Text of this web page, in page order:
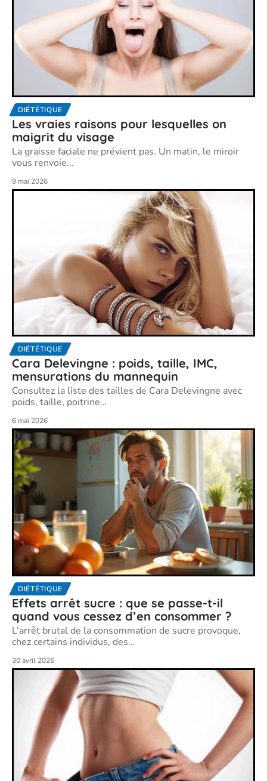
DIÉTÉTIQUE
Les vraies raisons pour lesquelles on
maigrit du visage
La graisse faciale ne prévient pas. Un matin, le miroir
vous renvoie…
9 mai 2026
DIÉTÉTIQUE
Cara Delevingne : poids, taille, IMC,
mensurations du mannequin
Consultez la liste des tailles de Cara Delevingne avec
poids, taille, poitrine…
6 mai 2026
DIÉTÉTIQUE
Effets arrêt sucre : que se passe-t-il
quand vous cessez d’en consommer ?
L’arrêt brutal de la consommation de sucre provoque,
chez certains individus, des…
30 avril 2026